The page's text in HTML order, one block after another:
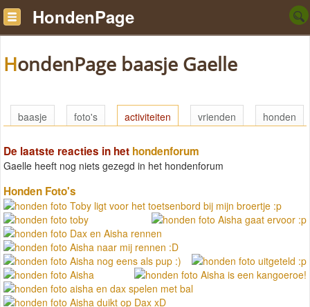
HondenPage
HondenPage baasje Gaelle
baasje foto's activiteiten vrienden honden
De laatste reacties in het hondenforum
Gaelle heeft nog niets gezegd in het hondenforum
Honden Foto's